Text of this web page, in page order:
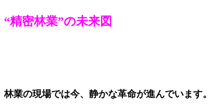
“精密林業”の未来図
林業の現場では今、静かな革命が進んでいます。